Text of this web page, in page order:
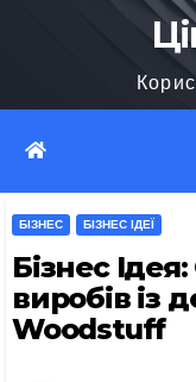
БІЗНЕС БІЗНЕС ІДЕЇ
Бізнес
виробів із
Woodstuff